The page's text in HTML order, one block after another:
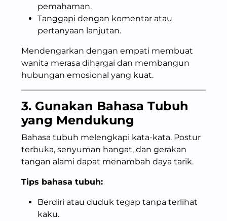
pemahaman.
Tanggapi dengan komentar atau
pertanyaan lanjutan.
Mendengarkan dengan empati membuat
wanita merasa dihargai dan membangun
hubungan emosional yang kuat.
3. Gunakan Bahasa Tubuh
yang Mendukung
Bahasa tubuh melengkapi kata-kata. Postur
terbuka, senyuman hangat, dan gerakan
tangan alami dapat menambah daya tarik.
Tips bahasa tubuh:
Berdiri atau duduk tegap tanpa terlihat
kaku.